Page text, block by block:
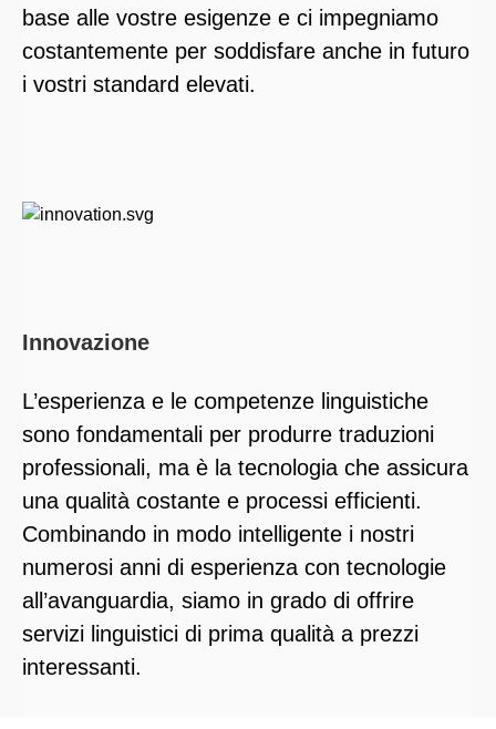
base alle vostre esigenze e ci impegniamo
costantemente per soddisfare anche in futuro
i vostri standard elevati.
Innovazione
L’esperienza e le competenze linguistiche
sono fondamentali per produrre traduzioni
professionali, ma è la tecnologia che assicura
una qualità costante e processi efficienti.
Combinando in modo intelligente i nostri
numerosi anni di esperienza con tecnologie
all’avanguardia, siamo in grado di offrire
servizi linguistici di prima qualità a prezzi
interessanti.